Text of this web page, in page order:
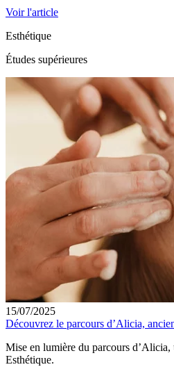
Voir l'article
Esthétique
Études supérieures
15/07/2025
Découvrez le parcours d’Alicia,
Mise en lumière du parcours d’Alicia,
Esthétique.